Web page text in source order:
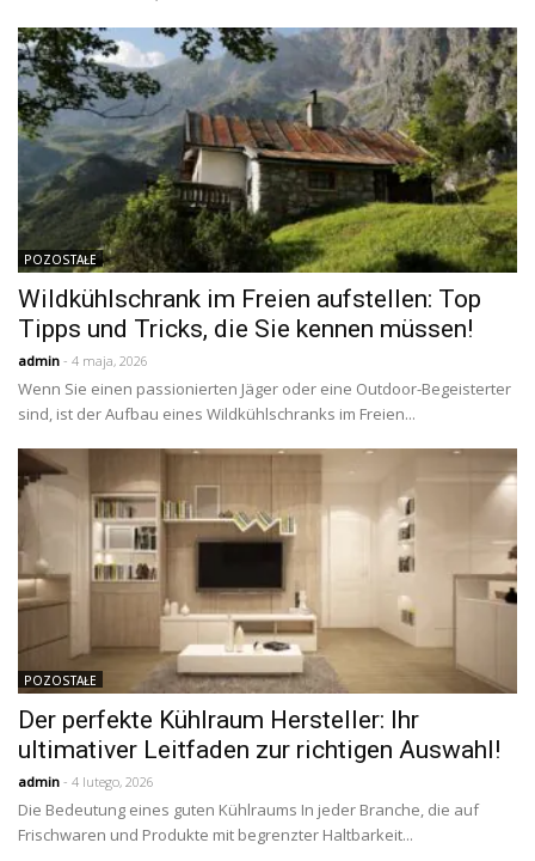
POZOSTAŁE
Wildkühlschrank im Freien aufstellen: Top
Tipps und Tricks, die Sie kennen müssen!
admin - 4 maja, 2026
Wenn Sie einen passionierten Jäger oder eine Outdoor-Begeisterter
sind, ist der Aufbau eines Wildkühlschranks im Freien...
POZOSTAŁE
Der perfekte Kühlraum Hersteller: Ihr
ultimativer Leitfaden zur richtigen Auswahl!
admin - 4 lutego, 2026
Die Bedeutung eines guten Kühlraums In jeder Branche, die auf
Frischwaren und Produkte mit begrenzter Haltbarkeit...